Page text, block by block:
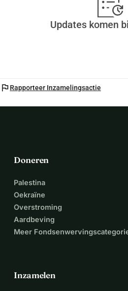
Updates komen
flag Rapporteer Inzamelingsactie
Doneren
Palestina
Oekraïne
Overstroming
Aardbeving
Meer
Inzamelen